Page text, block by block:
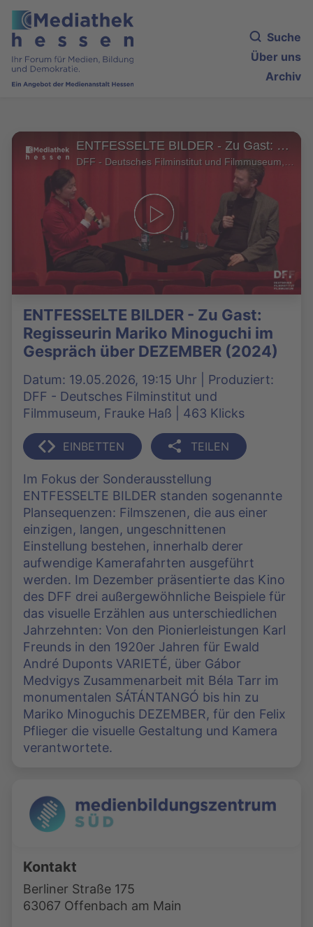
Suche
Über uns
Archiv
ENTFESSELTE BILDER - Zu Gast: Regisseurin Mariko Minoguchi im Gespräch über DEZEMBER (2024)
ENTFESSELTE BILDER - Zu Gast:
Regisseurin Mariko Minoguchi im
Gespräch über DEZEMBER (2024)
Datum: 19.05.2026, 19:15 Uhr | Produziert:
DFF - Deutsches Filminstitut und
Filmmuseum, Frauke Haß | 463 Klicks
EINBETTEN TEILEN
Im Fokus der Sonderausstellung
ENTFESSELTE BILDER standen sogenannte
Plansequenzen: Filmszenen, die aus einer
einzigen, langen, ungeschnittenen
Einstellung bestehen, innerhalb derer
aufwendige Kamerafahrten ausgeführt
werden. Im Dezember präsentierte das Kino
des DFF drei außergewöhnliche Beispiele für
das visuelle Erzählen aus unterschiedlichen
Jahrzehnten: Von den Pionierleistungen Karl
Freunds in den 1920er Jahren für Ewald
André Duponts VARIETÉ, über Gábor
Medvigys Zusammenarbeit mit Béla Tarr im
monumentalen SÁTÁNTANGÓ bis hin zu
Mariko Minoguchis DEZEMBER, für den Felix
Pflieger die visuelle Gestaltung und Kamera
verantwortete.
Kontakt
Berliner Straße 175
63067 Offenbach am Main